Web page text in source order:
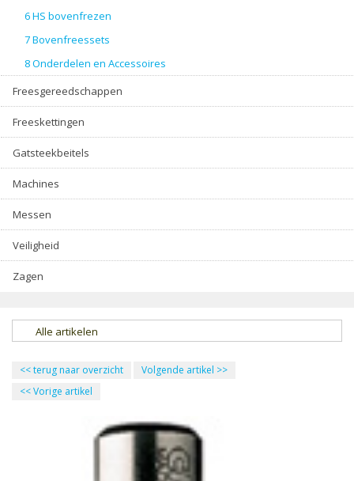
6 HS bovenfrezen
7 Bovenfreessets
8 Onderdelen en Accessoires
Freesgereedschappen
Freeskettingen
Gatsteekbeitels
Machines
Messen
Veiligheid
Zagen
Alle artikelen
<<terug naar overzicht Volgende artikel >>
<<Vorige artikel